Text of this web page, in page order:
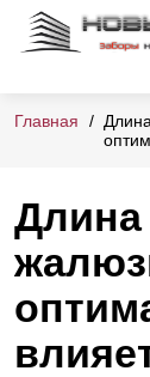
Главная
Длина